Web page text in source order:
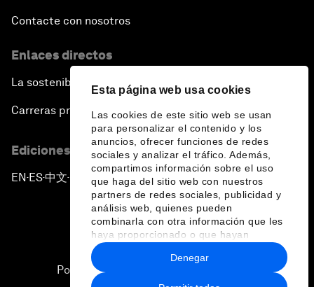
Esta página web usa cookies
Las cookies de este sitio web se usan
para personalizar el contenido y los
anuncios, ofrecer funciones de redes
sociales y analizar el tráfico. Además,
compartimos información sobre el uso
que haga del sitio web con nuestros
partners de redes sociales, publicidad y
análisis web, quienes pueden
combinarla con otra información que les
haya proporcionado o que hayan
recopilado a partir del uso que haya
hecho de sus servicios.
Denegar
Contacte con nosotros
Enlaces directos
La sostenibilidad en el Foro
Carreras profesionales
Ediciones en otros idiomas
EN ▪ES▪中文▪ 日本語
Política de privacidad y normas de uso